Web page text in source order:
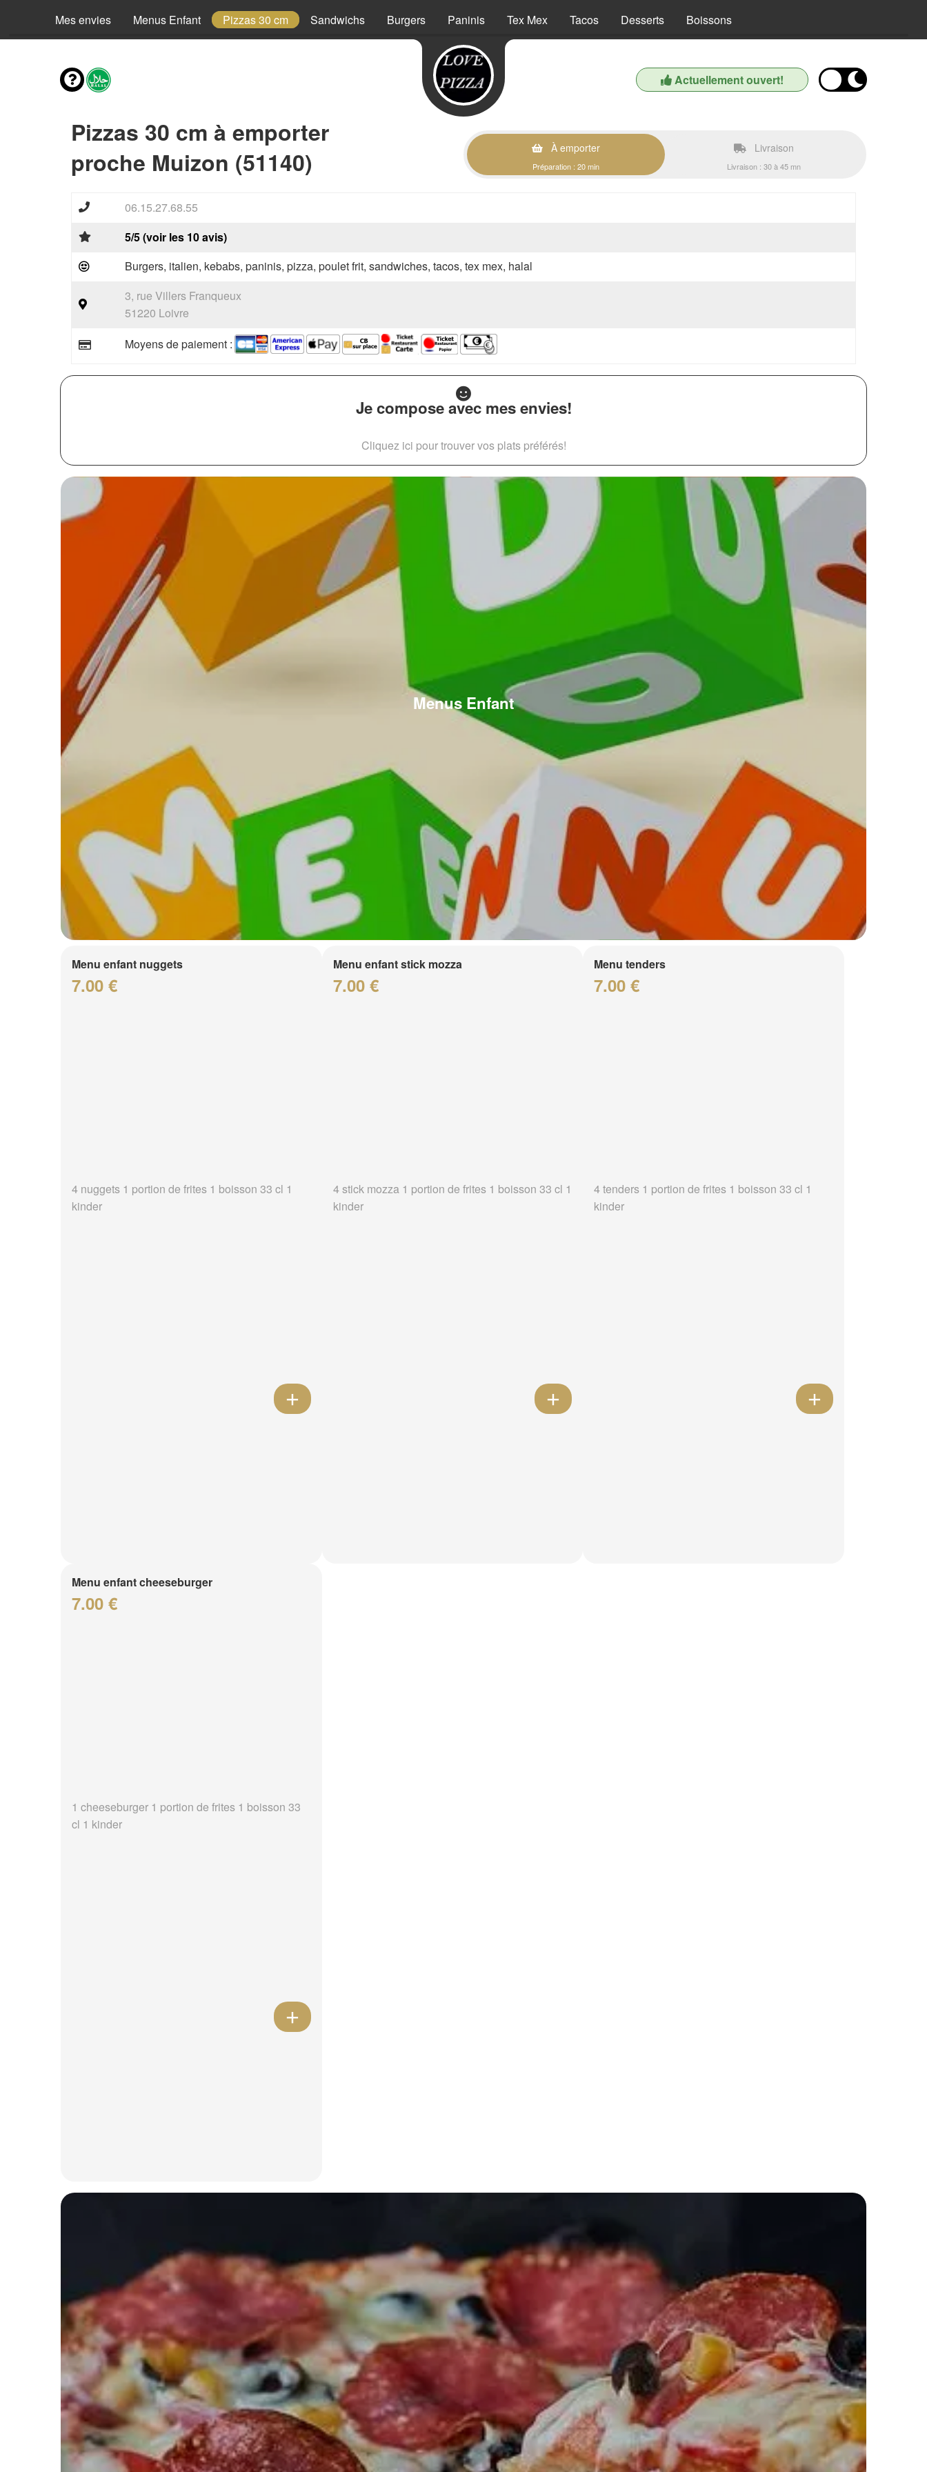
Mes envies Menus Enfant Pizzas 30 cm Sandwichs Burgers Paninis Tex Mex Tacos Desserts Boissons
Actuellement ouvert!
Pizzas 30 cm à emporter
proche Muizon (51140)
À emporter
Préparation : 20 min
Livraison
Livraison : 30 à 45 mn
06.15.27.68.55
5/5 (voir les 10 avis)
Burgers, italien, kebabs, paninis, pizza, poulet frit, sandwiches, tacos, tex mex, halal
3, rue Villers Franqueux
51220 Loivre
Moyens de paiement :
Je compose avec mes envies!
Cliquez ici pour trouver vos plats préférés!
Menus Enfant
Menu enfant nuggets
7.00 €
4 nuggets 1 portion de frites 1 boisson 33 cl 1
kinder
Menu enfant stick mozza
7.00 €
4 stick mozza 1 portion de frites 1 boisson 33 cl 1
kinder
Menu tenders
7.00 €
4 tenders 1 portion de frites 1 boisson 33 cl 1
kinder
Menu enfant cheeseburger
7.00 €
1 cheeseburger 1 portion de frites 1 boisson 33
cl 1 kinder